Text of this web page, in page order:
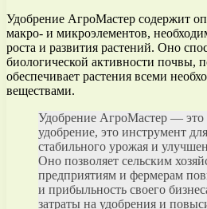
Удобрение АгроМастер содержит
макро- и микроэлементов,
роста и развития растений. Оно
биологической активности почвы,
обеспечивает растения всеми
веществами.
Удобрение АгроМастер — это
удобрение, это инструмент
стабильного урожая и
Оно позволяет сельским
предприятиям и фермерам
и прибыльность своего
затраты на удобрения и